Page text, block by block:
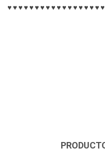
♥ ♥ ♥ ♥ ♥ ♥ ♥ ♥ ♥ ♥ ♥ ♥ ♥ ♥ ♥ ♥ ♥